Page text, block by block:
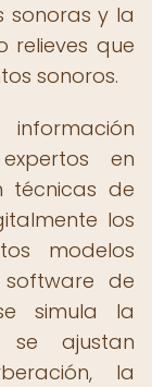
sonoras y la
relieves que
sonoros.
en
técnicas de
los
modelos
de
simula la
ajustan
la